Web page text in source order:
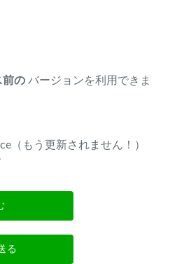
前の バージョンを利用できま
（もう更新されません！）
る